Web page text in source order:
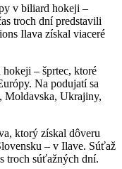
v biliard hokeji –
troch dní predstavili
Ilava získal viaceré
– šprtec, ktoré
Na podujatí sa
Moldavska, Ukrajiny,
ktorý získal dôveru
– v Ilave. Súťaž
troch súťažných dní.